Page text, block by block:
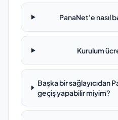
PanaNet'e nasıl
Kurulum
Başka bir sağlayıcıdan
geçiş yapabilir miyim?